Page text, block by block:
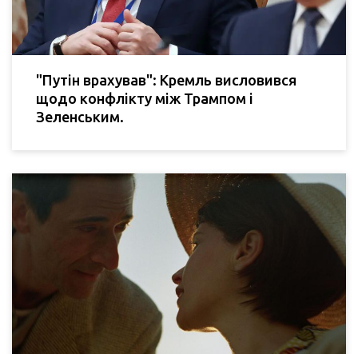
"Путін врахував": Кремль висловився
щодо конфлікту між Трампом і
Зеленським.